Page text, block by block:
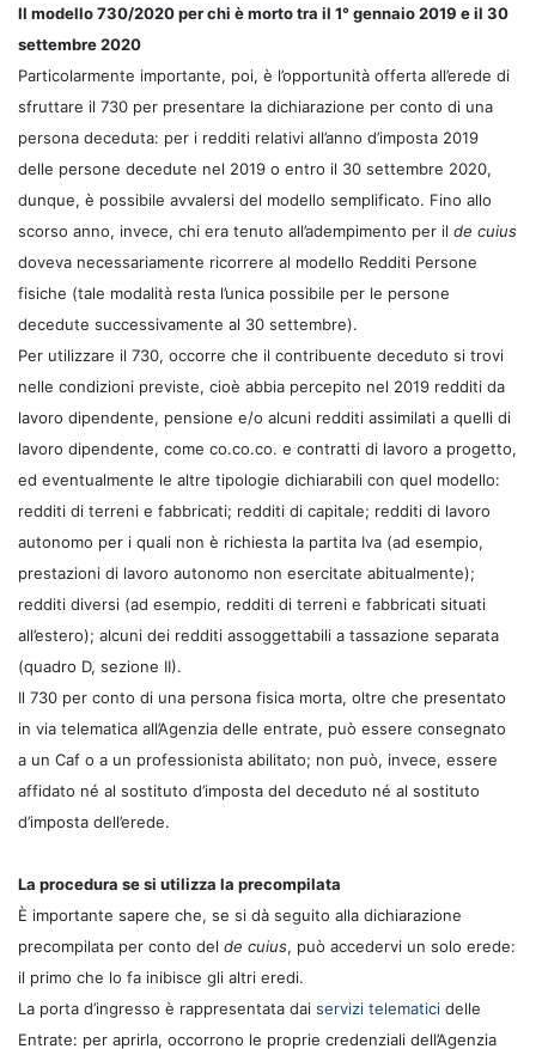
Il modello 730/2020 per chi è morto tra il 1° gennaio 2019 e il 30
settembre 2020
Particolarmente importante, poi, è l’opportunità offerta all’erede di
sfruttare il 730 per presentare la dichiarazione per conto di una
persona deceduta: per i redditi relativi all’anno d’imposta 2019
delle persone decedute nel 2019 o entro il 30 settembre 2020,
dunque, è possibile avvalersi del modello semplificato. Fino allo
scorso anno, invece, chi era tenuto all’adempimento per il de cuius
doveva necessariamente ricorrere al modello Redditi Persone
fisiche (tale modalità resta l’unica possibile per le persone
decedute successivamente al 30 settembre).
Per utilizzare il 730, occorre che il contribuente deceduto si trovi
nelle condizioni previste, cioè abbia percepito nel 2019 redditi da
lavoro dipendente, pensione e/o alcuni redditi assimilati a quelli di
lavoro dipendente, come co.co.co. e contratti di lavoro a progetto,
ed eventualmente le altre tipologie dichiarabili con quel modello:
redditi di terreni e fabbricati; redditi di capitale; redditi di lavoro
autonomo per i quali non è richiesta la partita Iva (ad esempio,
prestazioni di lavoro autonomo non esercitate abitualmente);
redditi diversi (ad esempio, redditi di terreni e fabbricati situati
all’estero); alcuni dei redditi assoggettabili a tassazione separata
(quadro D, sezione II).
Il 730 per conto di una persona fisica morta, oltre che presentato
in via telematica all’Agenzia delle entrate, può essere consegnato
a un Caf o a un professionista abilitato; non può, invece, essere
affidato né al sostituto d’imposta del deceduto né al sostituto
d’imposta dell’erede.
La procedura se si utilizza la precompilata
È importante sapere che, se si dà seguito alla dichiarazione
precompilata per conto del de cuius, può accedervi un solo erede:
il primo che lo fa inibisce gli altri eredi.
La porta d’ingresso è rappresentata dai servizi telematici delle
Entrate: per aprirla, occorrono le proprie credenziali dell’Agenzia